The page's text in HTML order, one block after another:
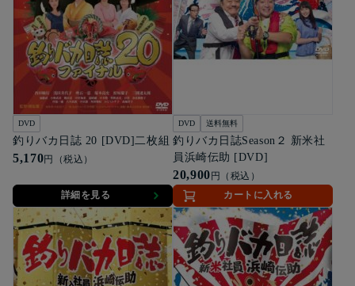
DVD
釣りバカ日誌 20 [DVD]二枚組
5,170円（税込）
詳細を見る
DVD 送料無料
釣りバカ日誌Season２ 新米社
員浜崎伝助 [DVD]
20,900円（税込）
カートに入れる